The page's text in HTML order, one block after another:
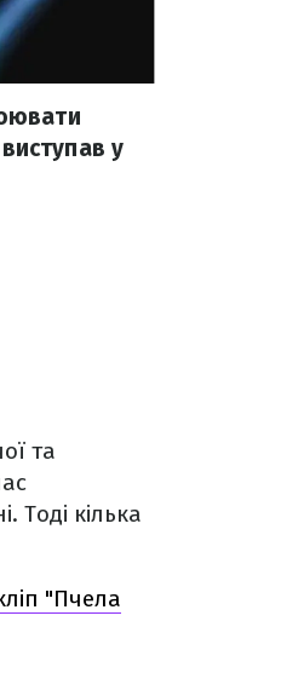
у
та
Тоді кілька
"Пчела